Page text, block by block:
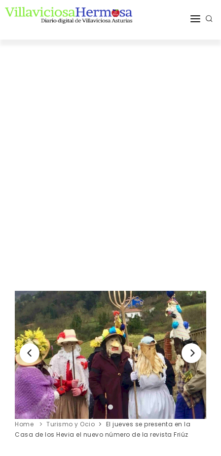
Home Turismo y Ocio
El jueves se presenta en la
Casa de los Hevia el nuevo número de la revista Friúz